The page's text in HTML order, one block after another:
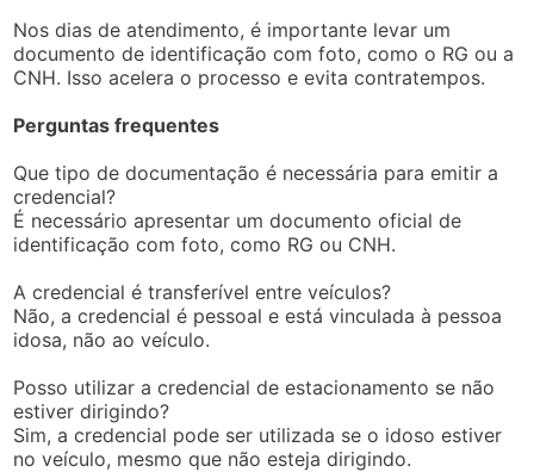
Nos dias de atendimento, é importante levar um
documento de identificação com foto, como o RG ou a
CNH. Isso acelera o processo e evita contratempos.
Perguntas frequentes
Que tipo de documentação é necessária para emitir a
credencial?
É necessário apresentar um documento oficial de
identificação com foto, como RG ou CNH.
A credencial é transferível entre veículos?
Não, a credencial é pessoal e está vinculada à pessoa
idosa, não ao veículo.
Posso utilizar a credencial de estacionamento se não
estiver dirigindo?
Sim, a credencial pode ser utilizada se o idoso estiver
no veículo, mesmo que não esteja dirigindo.